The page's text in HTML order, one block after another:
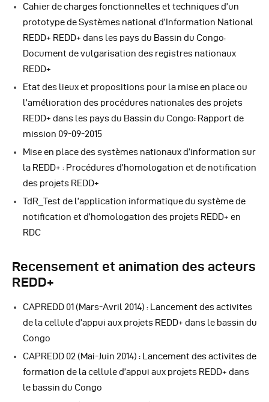
Cahier de charges fonctionnelles et techniques d’un
prototype de Systèmes national d’Information National
REDD+ REDD+ dans les pays du Bassin du Congo:
Document de vulgarisation des registres nationaux
REDD+
Etat des lieux et propositions pour la mise en place ou
l’amélioration des procédures nationales des projets
REDD+ dans les pays du Bassin du Congo: Rapport de
mission 09-09-2015
Mise en place des systèmes nationaux d’information sur
la REDD+ : Procédures d’homologation et de notification
des projets REDD+
TdR_Test de l’application informatique du système de
notification et d’homologation des projets REDD+ en
RDC
Recensement et animation des acteurs
REDD+
CAPREDD 01 (Mars-Avril 2014) : Lancement des activites
de la cellule d’appui aux projets REDD+ dans le bassin du
Congo
CAPREDD 02 (Mai-Juin 2014) : Lancement des activites de
formation de la cellule d’appui aux projets REDD+ dans
le bassin du Congo